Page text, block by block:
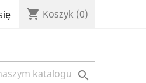
shopping_cart Koszyk (0)
